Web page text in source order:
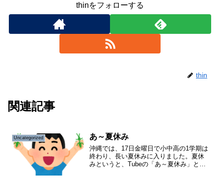
thinをフォローする
thin
関連記事
Uncategorized あ～夏休み
沖縄では、17日金曜日で小中高の1学期は
終わり、長い夏休みに入りました。夏休
みというと、Tubeの「あ～夏休み」とい